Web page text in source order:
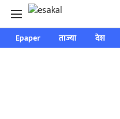
Epaper ताज्या देश